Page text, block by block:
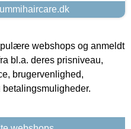
webshops og anmeldt
bl.a. deres prisniveau,
brugervenlighed,
betalingsmuligheder.